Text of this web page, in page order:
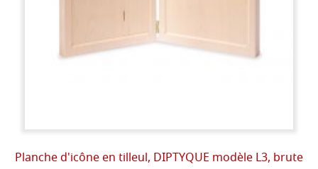
Planche d'icône en tilleul, DIPTYQUE modèle L3, brute